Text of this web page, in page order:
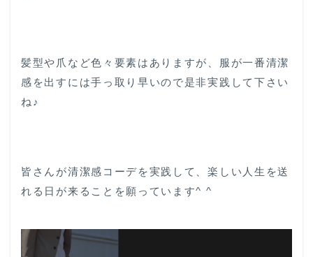
髪型や爪など色々要素はありますが、服が一番清潔
感を出すには手っ取り早いので是非実践して下さい
ね♪
皆さんが清潔感コーデを実践して、楽しい人生を送
れる日が来ることを願っています^ ^